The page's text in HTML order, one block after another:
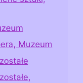
Muzeum